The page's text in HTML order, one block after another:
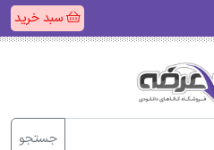
سبد خرید
جستجو